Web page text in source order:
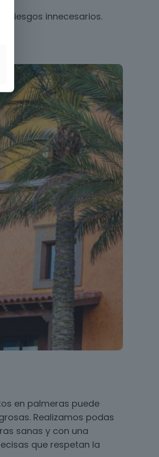
riesgos innecesarios.
en palmeras puede
Realizamos podas
sanas y con una
que respetan la